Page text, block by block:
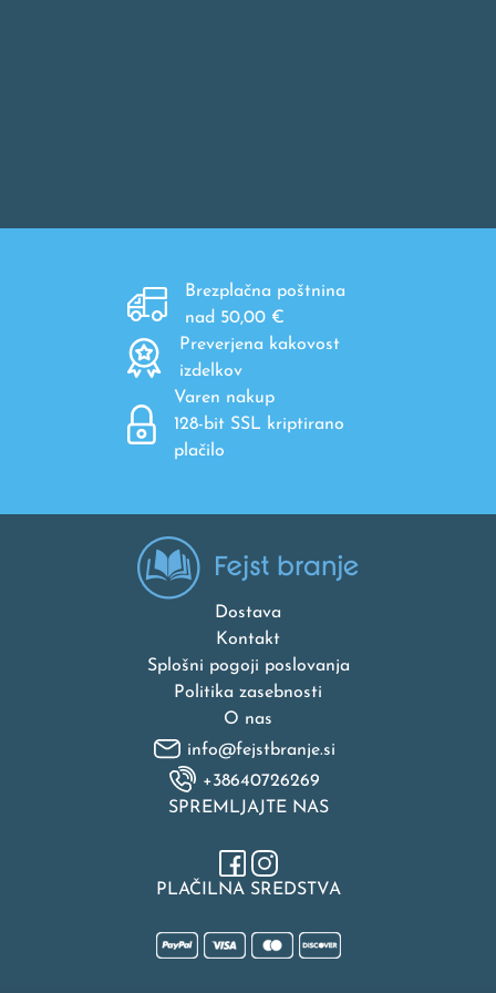
Brezplačna poštnina
nad 50,00 €
Preverjena kakovost
izdelkov
Varen nakup
128-bit SSL kriptirano
plačilo
Dostava
Kontakt
Splošni pogoji poslovanja
Politika zasebnosti
O nas
info@fejstbranje.si
+38640726269
SPREMLJAJTE NAS
PLAČILNA SREDSTVA